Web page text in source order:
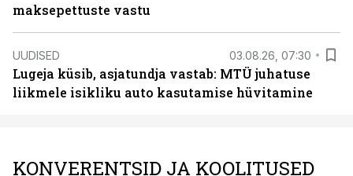
maksepettuste vastu
UUDISED 03.08.26, 07:30
Lugeja küsib, asjatundja vastab: MTÜ juhatuse
liikmele isikliku auto kasutamise hüvitamine
KONVERENTSID JA KOOLITUSED